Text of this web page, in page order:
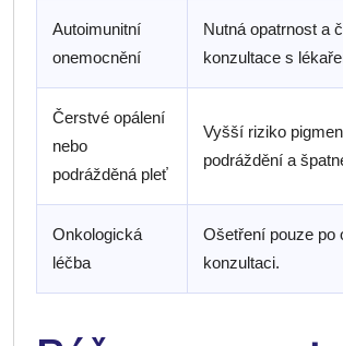
Autoimunitní
onemocnění
Nutná opatrnost a
konzultace s
Čerstvé opálení
nebo
podrážděná pleť
Vyšší riziko
podráždění a
Onkologická
léčba
Ošetření pouze po
konzultaci.